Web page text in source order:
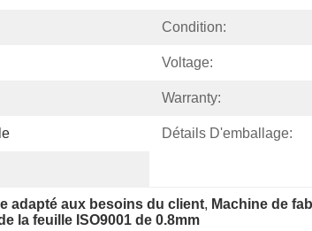
Condition:
Voltage:
Warranty:
Détails D'emballage:
adapté aux besoins du client, Machine de
la feuille ISO9001 de 0.8mm